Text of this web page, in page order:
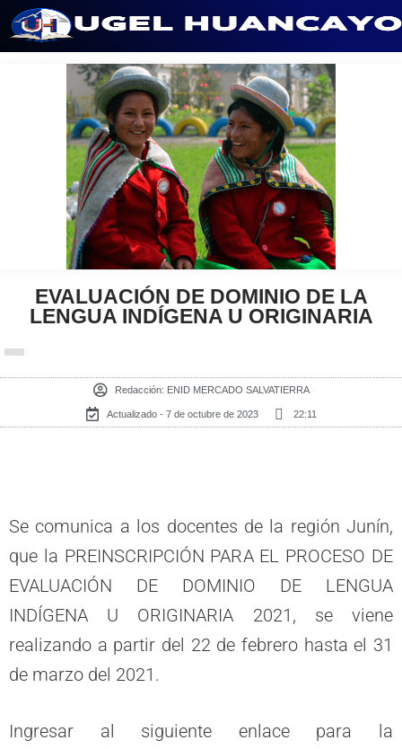
contenido
EVALUACIÓN DE DOMINIO DE LA
LENGUA INDÍGENA U ORIGINARIA
Redacción: ENID MERCADO SALVATIERRA
Actualizado - 7 de octubre de 2023 22:11
Se comunica a los docentes de la región Junín,
que la PREINSCRIPCIÓN PARA EL PROCESO DE
EVALUACIÓN DE DOMINIO DE LENGUA
INDÍGENA U ORIGINARIA 2021, se viene
realizando a partir del 22 de febrero hasta el 31
de marzo del 2021.
Ingresar al siguiente enlace para la